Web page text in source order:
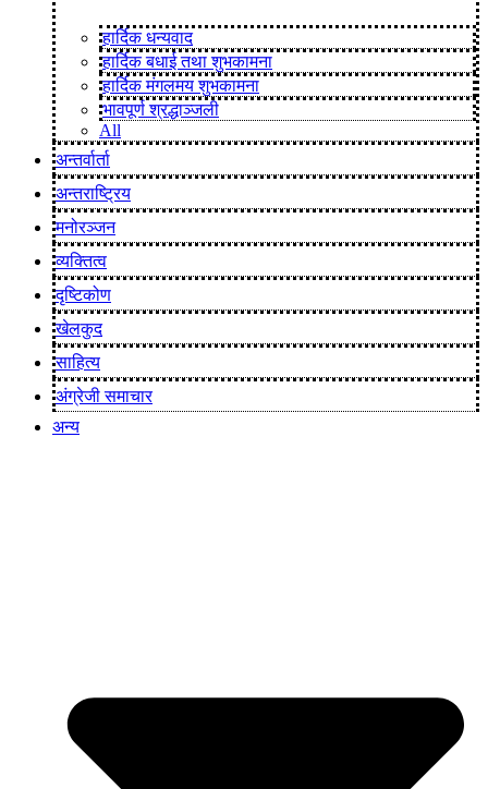
हार्दिक धन्यवाद
हार्दिक बधाई तथा शुभकामना
हार्दिक मंगलमय शुभकामना
भावपूर्ण श्रद्धाञ्जली
All
अन्तर्वार्ता
अन्तराष्ट्रिय
मनोरञ्जन
व्यक्तित्व
दृष्टिकोण
खेलकुद
साहित्य
अंग्रेजी समाचार
अन्य